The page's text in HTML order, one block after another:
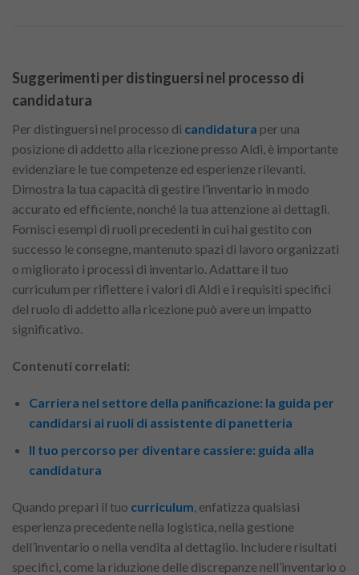
Suggerimenti per distinguersi nel processo di
candidatura
Per distinguersi nel processo di candidatura per una
posizione di addetto alla ricezione presso Aldi, è importante
evidenziare le tue competenze ed esperienze rilevanti.
Dimostra la tua capacità di gestire l’inventario in modo
accurato ed efficiente, nonché la tua attenzione ai dettagli.
Fornisci esempi di ruoli precedenti in cui hai gestito con
successo le consegne, mantenuto spazi di lavoro organizzati
o migliorato i processi di inventario. Adattare il tuo
curriculum per riflettere i valori di Aldi e i requisiti specifici
del ruolo di addetto alla ricezione può avere un impatto
significativo.
Contenuti correlati:
Carriera nel settore della panificazione: la guida per
candidarsi ai ruoli di assistente di panetteria
Il tuo percorso per diventare cassiere: guida alla
candidatura
Quando prepari il tuo curriculum, enfatizza qualsiasi
esperienza precedente nella logistica, nella gestione
dell’inventario o nella vendita al dettaglio. Includere risultati
specifici, come la riduzione delle discrepanze nell’inventario o